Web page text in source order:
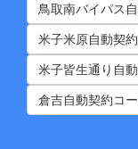
鳥取南バイパス
米子米原自動契
米子皆生通り自
倉吉自動契約コ